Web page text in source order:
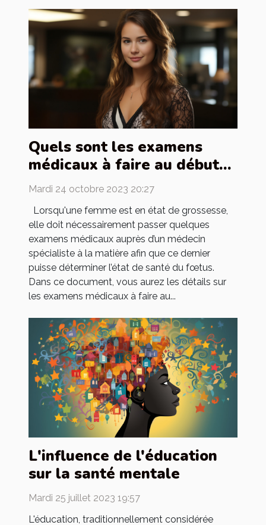
Quels sont les examens
médicaux à faire au début
d’une grossesse ?
Mardi 24 octobre 2023 20:27
Lorsqu'une femme est en état de grossesse,
elle doit nécessairement passer quelques
examens médicaux auprès d’un médecin
spécialiste à la matière afin que ce dernier
puisse déterminer l’état de santé du fœtus.
Dans ce document, vous aurez les détails sur
les examens médicaux à faire au...
L'influence de l'éducation
sur la santé mentale
Mardi 25 juillet 2023 19:57
L'éducation, traditionnellement considérée